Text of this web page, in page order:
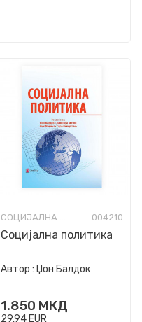
СОЦИЈАЛНА ПОЛИТИКА 004210
Социјална политика
Автор : Џон Балдок
1.850 МКД
29,94 EUR